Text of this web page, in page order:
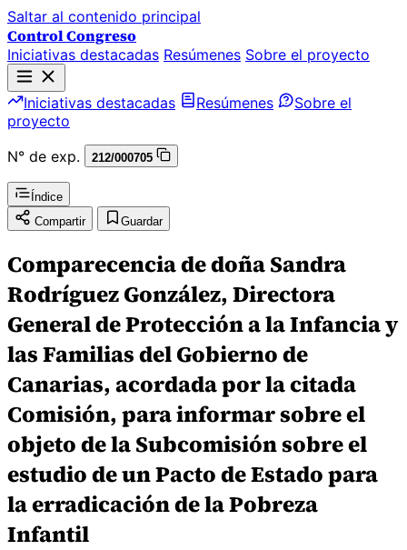
Saltar al contenido principal
Control Congreso
Iniciativas destacadas Resúmenes Sobre el proyecto
Iniciativas destacadas Resúmenes
Sobre el
proyecto
N° de exp.
212/000705
Índice
Compartir
Guardar
Comparecencia de doña Sandra
Rodríguez González, Directora
General de Protección a la Infancia y
las Familias del Gobierno de
Canarias, acordada por la citada
Comisión, para informar sobre el
objeto de la Subcomisión sobre el
estudio de un Pacto de Estado para
la erradicación de la Pobreza
Infantil